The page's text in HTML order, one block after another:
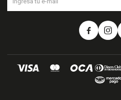
 